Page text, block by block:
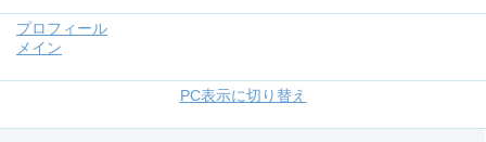
プロフィール
メイン
PC表示に切り替え